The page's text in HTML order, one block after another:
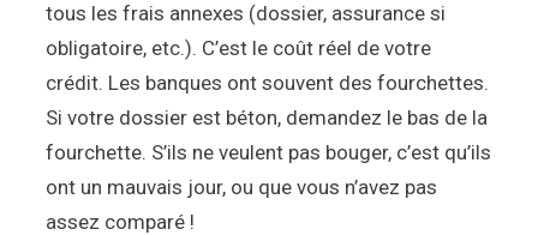
tous les frais annexes (dossier, assurance si
obligatoire, etc.). C’est le coût réel de votre
crédit. Les banques ont souvent des fourchettes.
Si votre dossier est béton, demandez le bas de la
fourchette. S’ils ne veulent pas bouger, c’est qu’ils
ont un mauvais jour, ou que vous n’avez pas
assez comparé !